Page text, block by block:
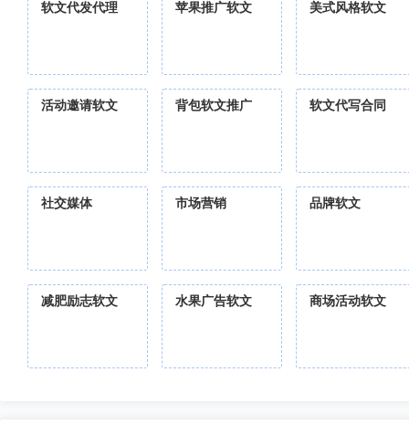
软文代发代理 苹果推广软文 美式风格软文
活动邀请软文 背包软文推广 软文代写合同
社交媒体 市场营销 品牌软文
减肥励志软文 水果广告软文 商场活动软文